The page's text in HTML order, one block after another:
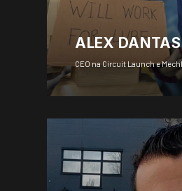
ALEX DANTAS
CEO na Circuit Launch e